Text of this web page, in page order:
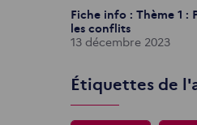
Fiche info : Thème 1 :
les conflits
13 décembre 2023
Étiquettes de